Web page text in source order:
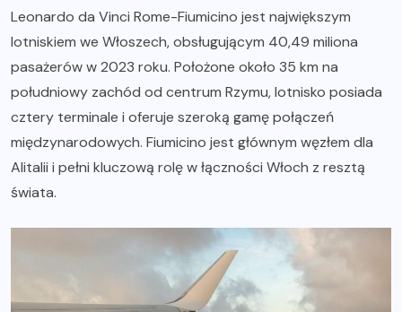
Leonardo da Vinci Rome-Fiumicino jest największym
lotniskiem we Włoszech, obsługującym 40,49 miliona
pasażerów w 2023 roku. Położone około 35 km na
południowy zachód od centrum Rzymu, lotnisko posiada
cztery terminale i oferuje szeroką gamę połączeń
międzynarodowych. Fiumicino jest głównym węzłem dla
Alitalii i pełni kluczową rolę w łączności Włoch z resztą
świata.